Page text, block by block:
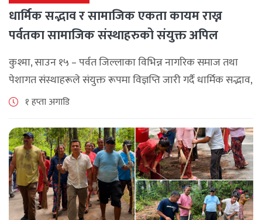
धार्मिक सद्भाव र सामाजिक एकता कायम राख्न
पर्वतका सामाजिक संस्थाहरुको संयुक्त अपिल
कुश्मा, साउन १५ – पर्वत जिल्लाका विभिन्न नागरिक समाज तथा
पेशागत संस्थाहरूले संयुक्त रूपमा विज्ञप्ति जारी गर्दै धार्मिक सद्भाव,
सामाजिक एकता र कानुनी शासन कायम राख्न सबै पक्षलाई संयमता
१ हप्ता अगाडि